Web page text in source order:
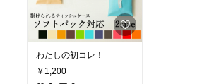
わたしの初コレ！
￥1,200